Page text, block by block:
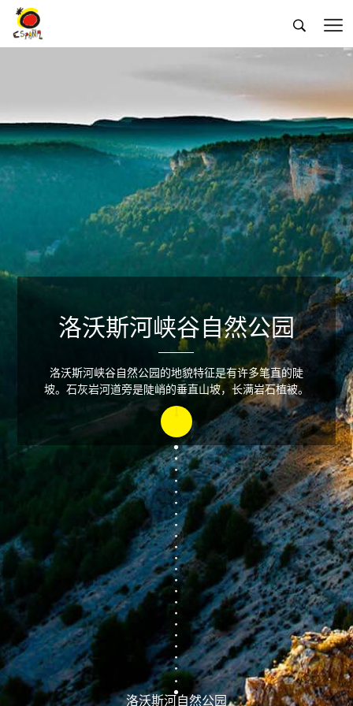
 
洛沃斯河自然公园
洛沃斯河峡谷自然公园
洛沃斯河峡谷自然公园的地貌特征是有许多笔直的陡
坡。石灰岩河道旁是陡峭的垂直山坡，长满岩石植被。